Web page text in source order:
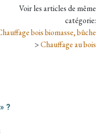
Voir les articles de même
catégorie:
bois biomasse, bûche
>Chauffage au bois
?